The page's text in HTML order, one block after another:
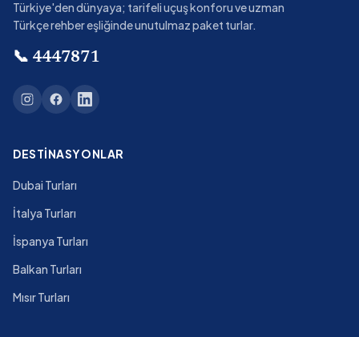
Türkiye'den dünyaya; tarifeli uçuş konforu ve uzman
Türkçe rehber eşliğinde unutulmaz paket turlar.
📞 4447871
DESTINASYONLAR
Dubai Turları
İtalya Turları
İspanya Turları
Balkan Turları
Mısır Turları